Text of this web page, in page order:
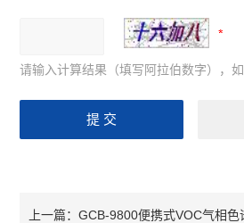
请输入计算结果（填写阿拉伯数字），
上一篇：GCB-9800便携式VOC气相色